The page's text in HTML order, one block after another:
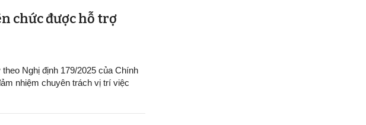
chức được hỗ trợ
Nghị định 179/2025 của Chính
nhiệm chuyên trách vị trí việc